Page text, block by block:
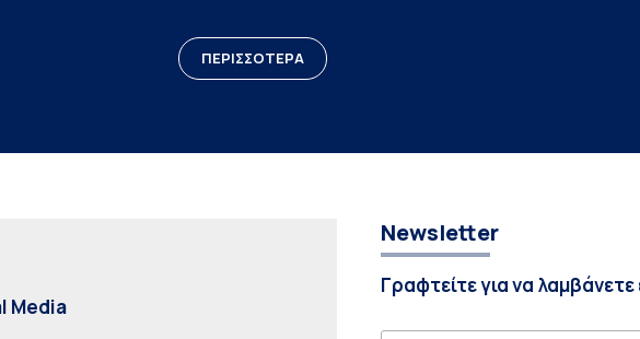
ΠΕΡΙΣΣΟΤΕΡΑ
Media
Newsletter
Γραφτείτε για να